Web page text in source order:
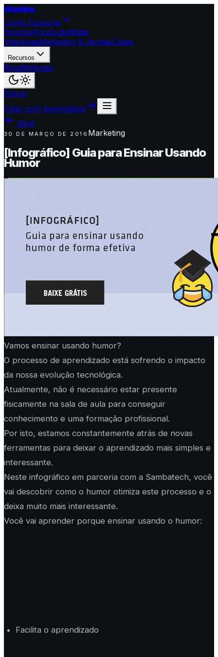
vitamina.
Como funciona
DireçãoProduçãoMídia
VitaminasMarketing & VendasCases
Recursos
BlogMateriais
Entrar
Falar com especialista
Blog
30 DE MARÇO DE 2016 Marketing
[Infográfico] Guia para Ensinar Usando
Humor
Vamos ensinar usando humor?
O processo de aprendizado está sofrendo o impacto
da nossa evolução tecnológica.
Atualmente, não é necessário estar presente
fisicamente na sala de aula para conseguir
conhecimento e uma formação profissional.
Por isto, estamos constantemente atrás de novas
ferramentas para deixar o aprendizado mais simples e
interessante.
Neste infográfico em parceria com a Sambatech, você
vai descobrir como o humor otimiza este processo e o
deixa muito mais interessante.
Você vai aprender porque ensinar usando o humor:
Facilita o aprendizado